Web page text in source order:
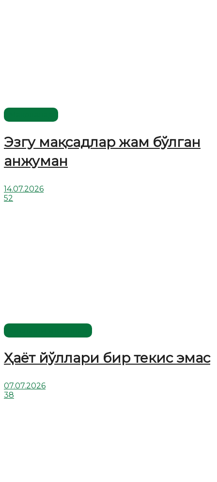
Эзгу мақсадлар жам бўлган
анжуман
14.07.2026
52
Ҳаёт йўллари бир текис эмас
07.07.2026
38